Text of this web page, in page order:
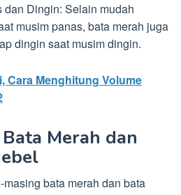
dan Dingin: Selain mudah
musim panas, bata merah juga
dingin saat musim dingin.
Cara Menghitung Volume
Merah dan
bata merah dan bata